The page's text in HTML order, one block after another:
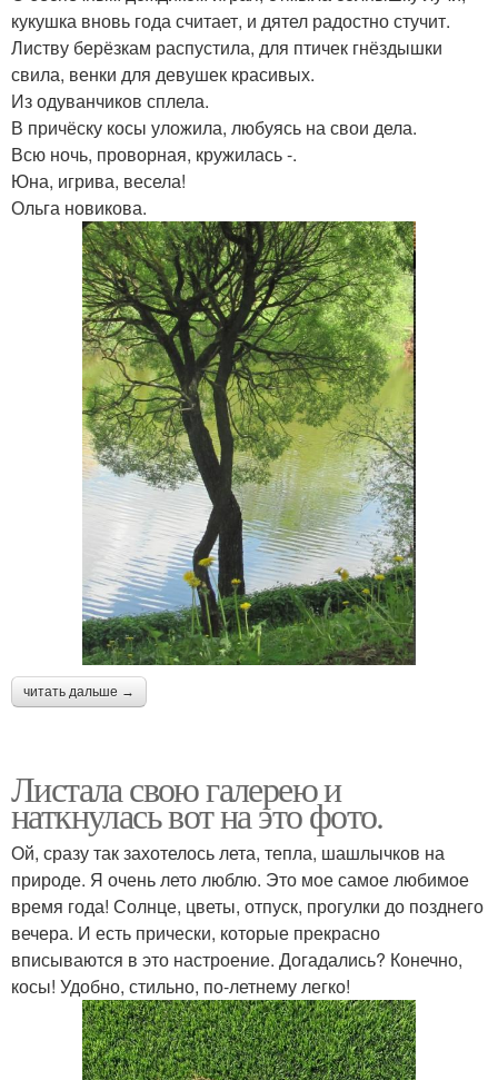
кукушка вновь года считает, и дятел радостно стучит.
Листву берёзкам распустила, для птичек гнёздышки
свила, венки для девушек красивых.
Из одуванчиков сплела.
В причёску косы уложила, любуясь на свои дела.
Всю ночь, проворная, кружилась -.
Юна, игрива, весела!
Ольга новикова.
читать дальше →
Листала свою галерею и
наткнулась вот на это фото.
Ой, сразу так захотелось лета, тепла, шашлычков на
природе. Я очень лето люблю. Это мое самое любимое
время года! Солнце, цветы, отпуск, прогулки до позднего
вечера. И есть прически, которые прекрасно
вписываются в это настроение. Догадались? Конечно,
косы! Удобно, стильно, по-летнему легко!